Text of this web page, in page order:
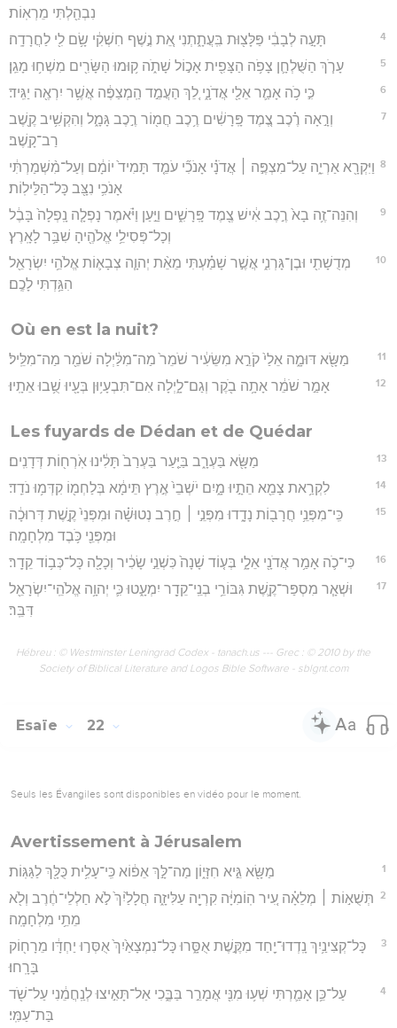
נִבְהַ֖לְתִּי מֵרְאֽוֹת׃
4 תָּעָ֣ה לְבָבִ֔י פַּלָּצ֖וּת בִּֽעֲתָ֑תְנִי אֵ֚ת נֶ֣שֶׁף חִשְׁקִ֔י שָׂ֥ם לִ֖י לַחֲרָדָֽה׃
5 עָרֹ֧ךְ הַשֻּׁלְחָ֛ן צָפֹ֥ה הַצָּפִ֖ית אָכ֣וֹל שָׁתֹ֑ה ק֥וּמוּ הַשָּׂרִ֖ים מִשְׁח֥וּ מָגֵֽן׃
6 כִּ֣י כֹ֥ה אָמַ֛ר אֵלַ֖י אֲדֹנָ֑י לֵ֚ךְ הַעֲמֵ֣ד הַֽמְצַפֶּ֔ה אֲשֶׁ֥ר יִרְאֶ֖ה יַגִּֽיד׃
7
וְרָ֣אָה רֶ֗כֶב צֶ֚מֶד פָּֽרָשִׁ֔ים רֶ֥כֶב חֲמ֖וֹר רֶ֣כֶב גָּמָ֑ל וְהִקְשִׁ֥יב קֶ֖שֶׁב
רַב־קָֽשֶׁב׃
8 וַיִּקְרָ֖א אַרְיֵ֑ה עַל־מִצְפֶּ֣ה ׀ אֲדֹנָ֗י אָנֹכִ֞י עֹמֵ֤ד תָּמִיד֙ יוֹמָ֔ם וְעַל־מִ֨שְׁמַרְתִּ֔י
אָנֹכִ֥י נִצָּ֖ב כָּל־הַלֵּילֽוֹת׃
9
וְהִנֵּה־זֶ֥ה בָא֙ רֶ֣כֶב אִ֔ישׁ צֶ֖מֶד פָּֽרָשִׁ֑ים וַיַּ֣עַן וַיֹּ֗אמֶר נָפְלָ֤ה נָֽפְלָה֙ בָּבֶ֔ל
וְכָל־פְּסִילֵ֥י אֱלֹהֶ֖יהָ שִׁבַּ֥ר לָאָֽרֶץ׃
10
מְדֻשָׁתִ֖י וּבֶן־גָּרְנִ֑י אֲשֶׁ֣ר שָׁמַ֗עְתִּי מֵאֵ֨ת יְהוָ֧ה צְבָא֛וֹת אֱלֹהֵ֥י יִשְׂרָאֵ֖ל
הִגַּ֥דְתִּי לָכֶֽם׃
Où en est la nuit?
11 מַשָּׂ֖א דּוּמָ֑ה אֵלַי֙ קֹרֵ֣א מִשֵּׂעִ֔יר שֹׁמֵר֙ מַה־מִלַּ֔יְלָה שֹׁמֵ֖ר מַה־מִלֵּֽיל׃
12 אָמַ֣ר שֹׁמֵ֔ר אָתָ֥ה בֹ֖קֶר וְגַם־לָ֑יְלָה אִם־תִּבְעָי֥וּן בְּעָ֖יוּ שֻׁ֥בוּ אֵתָֽיוּ׃
Les fuyards de Dédan et de Quédar
13 מַשָּׂ֖א בַּעְרָ֑ב בַּיַּ֤עַר בַּעְרַב֙ תָּלִ֔ינוּ אֹֽרְח֖וֹת דְּדָנִֽים׃
14 לִקְרַ֥את צָמֵ֖א הֵתָ֣יוּ מָ֑יִם יֹשְׁבֵי֙ אֶ֣רֶץ תֵּימָ֔א בְּלַחְמ֖וֹ קִדְּמ֥וּ נֹדֵֽד׃
15
כִּֽי־מִפְּנֵ֥י חֲרָב֖וֹת נָדָ֑דוּ מִפְּנֵ֣י ׀ חֶ֣רֶב נְטוּשָׁ֗ה וּמִפְּנֵי֙ קֶ֣שֶׁת דְּרוּכָ֔ה
וּמִפְּנֵ֖י כֹּ֥בֶד מִלְחָמָֽה׃
16 כִּי־כֹ֛ה אָמַ֥ר אֲדֹנָ֖י אֵלָ֑י בְּע֤וֹד שָׁנָה֙ כִּשְׁנֵ֣י שָׂכִ֔יר וְכָלָ֖ה כָּל־כְּב֥וֹד קֵדָֽר׃
17
וּשְׁאָ֧ר מִסְפַּר־קֶ֛שֶׁת גִּבּוֹרֵ֥י בְנֵֽי־קֵדָ֖ר יִמְעָ֑טוּ כִּ֛י יְהוָ֥ה אֱלֹהֵֽי־יִשְׂרָאֵ֖ל
דִּבֵּֽר׃
Hébreu : © Westminster Leningrad Codex - tanach.us --- Grec : © 2010 by the
Society of Biblical Literature and Logos Bible Software - sblgnt.com
Esaïe 22
Seuls les Évangiles sont disponibles en vidéo pour le moment.
Avertissement à Jérusalem
1 מַשָּׂ֖א גֵּ֣יא חִזָּי֑וֹן מַה־לָּ֣ךְ אֵפ֔וֹא כִּֽי־עָלִ֥ית כֻּלָּ֖ךְ לַגַּגּֽוֹת׃
2
תְּשֻׁא֣וֹת ׀ מְלֵאָ֗ה עִ֚יר הֽוֹמִיָּ֔ה קִרְיָ֖ה עַלִּיזָ֑ה חֲלָלַ֙יִךְ֙ לֹ֣א חַלְלֵי־חֶ֔רֶב וְלֹ֖א
מֵתֵ֥י מִלְחָמָֽה׃
3
כָּל־קְצִינַ֥יִךְ נָֽדְדוּ־יַ֖חַד מִקֶּ֣שֶׁת אֻסָּ֑רוּ כָּל־נִמְצָאַ֙יִךְ֙ אֻסְּר֣וּ יַחְדָּ֔ו מֵרָח֖וֹק
בָּרָֽחוּ׃
4
עַל־כֵּ֥ן אָמַ֛רְתִּי שְׁע֥וּ מִנִּ֖י אֲמָרֵ֣ר בַּבֶּ֑כִי אַל־תָּאִ֣יצוּ לְנַֽחֲמֵ֔נִי עַל־שֹׁ֖ד
בַּת־עַמִּֽי׃